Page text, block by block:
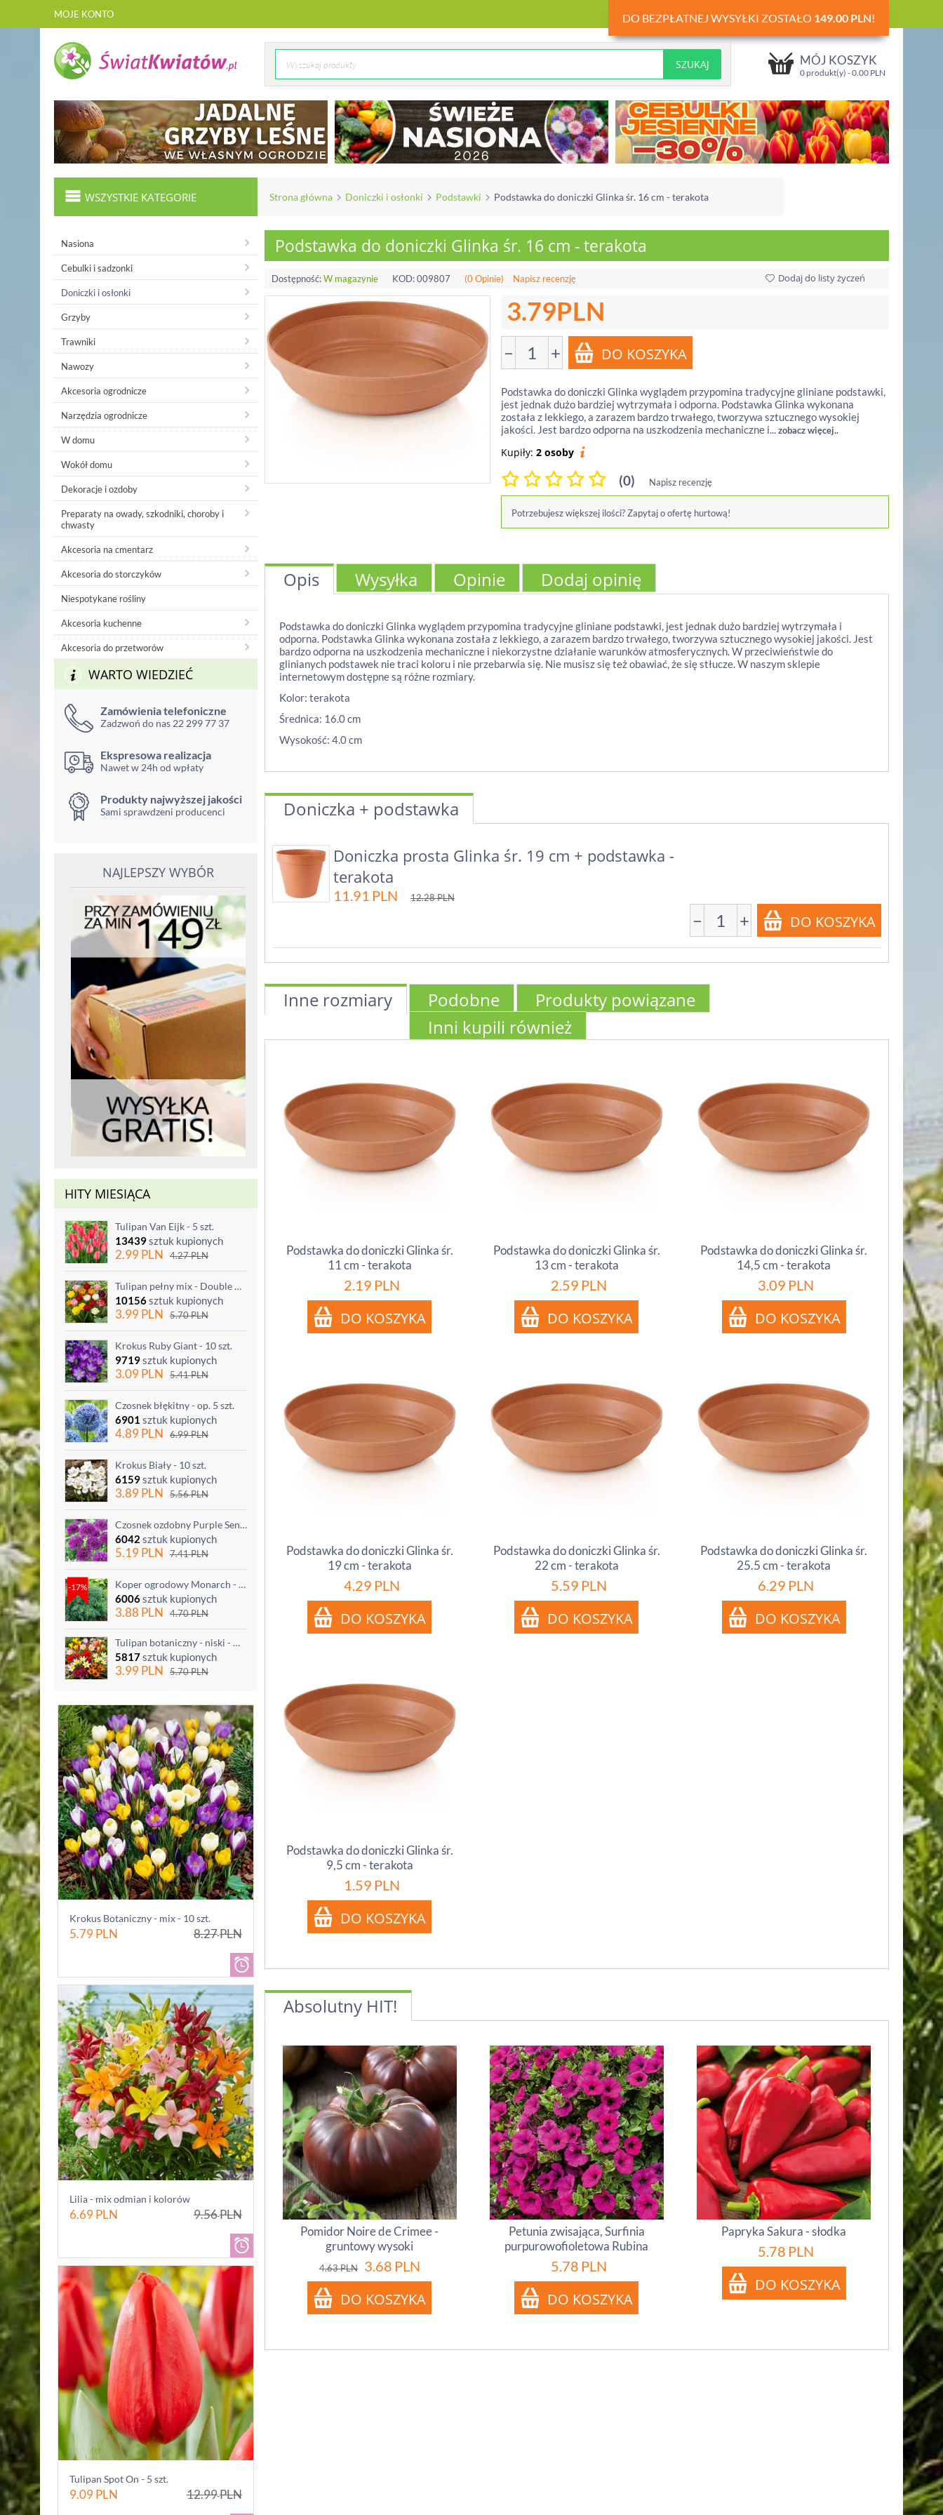
MOJE KONTO DO BEZPŁATNEJ WYSYŁKI ZOSTAŁO 149.00 PLN!
MÓJ KOSZYK
0 produkt(y) -0.00 PLN
WSZYSTKIE KATEGORIE Strona główna Doniczki i osłonki Podstawki Podstawka do doniczki Glinka śr. 16 cm - terakota
Nasiona
Cebulki i sadzonki
Doniczki i osłonki
Grzyby
Trawniki
Nawozy
Akcesoria ogrodnicze
Narzędzia ogrodnicze
W domu
Wokół domu
Dekoracje i ozdoby
Preparaty na owady, szkodniki, choroby i
chwasty
Akcesoria na cmentarz
Akcesoria do storczyków
Niespotykane rośliny
Akcesoria kuchenne
Akcesoria do przetworów
WARTO WIEDZIEĆ
Zamówienia telefoniczne
Zadzwoń do nas 22 299 77 37
Ekspresowa realizacja
Nawet w 24h od wpłaty
Produkty najwyższej jakości
Sami sprawdzeni producenci
NAJLEPSZY WYBÓR
HITY MIESIĄCA
Tulipan Van Eijk - 5 szt.
13439sztuk kupionych
2.99PLN 4.27PLN
Tulipan pełny mix - Double mix - 5 szt.
10156sztuk kupionych
3.99PLN 5.70PLN
Krokus Ruby Giant - 10 szt.
9719sztuk kupionych
3.09PLN 5.41PLN
Czosnek błękitny - op. 5 szt.
6901 sztuk kupionych
4.89PLN 6.99PLN
Krokus Biały - 10 szt.
6159sztuk kupionych
3.89PLN 5.56PLN
Czosnek ozdobny Purple Sensation - op. 3 szt.
6042 sztuk kupionych
5.19PLN 7.41PLN
-17% Koper ogrodowy Monarch - po ścięciu odrasta
6006sztuk kupionych
3.88 PLN 4.70PLN
Tulipan botaniczny - niski - mix kolorów - 5 szt.
5817sztuk kupionych
3.99PLN 5.70PLN
Krokus Botaniczny - mix - 10 szt.
5.79PLN 8.27PLN
Lilia - mix odmian i kolorów
6.69PLN 9.56PLN
Tulipan Spot On - 5 szt.
9.09PLN 12.99PLN
Podstawka do doniczki Glinka śr. 16 cm - terakota
Dostępność:W magazynie KOD:009807 (0 Opinie) Napisz recenzję Dodaj do listy życzeń
3.79PLN
− +
Podstawka do doniczki Glinka wyglądem przypomina tradycyjne gliniane podstawki,
jest jednak dużo bardziej wytrzymała i odporna. Podstawka Glinka wykonana
została z lekkiego, a zarazem bardzo trwałego, tworzywa sztucznego wysokiej
jakości. Jest bardzo odporna na uszkodzenia mechaniczne i...zobacz więcej..
Kupiły: 2 osoby
(0) Napisz recenzję
Potrzebujesz większej ilości? Zapytaj o ofertę hurtową!
Opis Wysyłka Opinie Dodaj opinię
Podstawka do doniczki Glinka wyglądem przypomina tradycyjne gliniane podstawki, jest jednak dużo bardziej wytrzymała i
odporna. Podstawka Glinka wykonana została z lekkiego, a zarazem bardzo trwałego, tworzywa sztucznego wysokiej jakości. Jest
bardzo odporna na uszkodzenia mechaniczne i niekorzystne działanie warunków atmosferycznych. W przeciwieństwie do
glinianych podstawek nie traci koloru i nie przebarwia się. Nie musisz się też obawiać, że się stłucze. W naszym sklepie
internetowym dostępne są różne rozmiary.
Kolor: terakota
Średnica: 16.0 cm
Wysokość: 4.0 cm
Doniczka + podstawka
Doniczka prosta Glinka śr. 19 cm + podstawka -
terakota
11.91 PLN 12.28PLN
− +
Inne rozmiary Podobne
Produkty powiązane
Inni kupili również
Podstawka do doniczki Glinka śr.
11 cm - terakota
2.19 PLN
Podstawka do doniczki Glinka śr.
13 cm - terakota
2.59 PLN
Podstawka do doniczki Glinka śr.
14,5 cm - terakota
3.09 PLN
Podstawka do doniczki Glinka śr.
19 cm - terakota
4.29 PLN
Podstawka do doniczki Glinka śr.
22 cm - terakota
5.59 PLN
Podstawka do doniczki Glinka śr.
25.5 cm - terakota
6.29 PLN
Podstawka do doniczki Glinka śr.
9,5 cm - terakota
1.59 PLN
Absolutny HIT!
Pomidor Noire de Crimee -
gruntowy wysoki
4.63PLN 3.68 PLN
Petunia zwisająca, Surfinia
purpurowofioletowa Rubina
5.78 PLN
Papryka Sakura - słodka
5.78 PLN